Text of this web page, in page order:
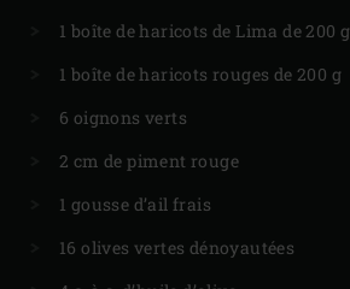
1 boîte de haricots de Lima de 200 g
1 boîte de haricots rouges de 200 g
6 oignons verts
2 cm de piment rouge
1 gousse d’ail frais
16 olives vertes dénoyautées